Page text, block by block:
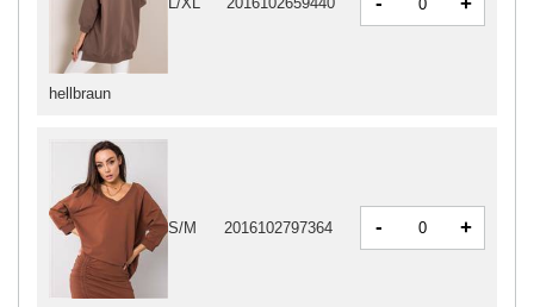
hellbraun
S/M 2016102797364 - +